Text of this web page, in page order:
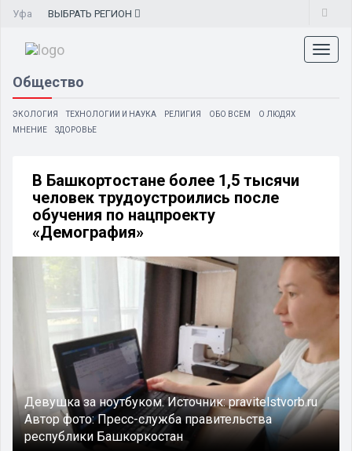
Уфа ВЫБРАТЬ РЕГИОН
Общество
ЭКОЛОГИЯ ТЕХНОЛОГИИ И НАУКА РЕЛИГИЯ ОБО ВСЕМ
О ЛЮДЯХ
МНЕНИЕ
ЗДОРОВЬЕ
В Башкортостане более 1,5 тысячи
человек трудоустроились после
обучения по нацпроекту
«Демография»
Девушка за ноутбуком.Источник:pravitelstvorb.ru
Автор фото:Пресс-служба правительства
республики Башкоркостан